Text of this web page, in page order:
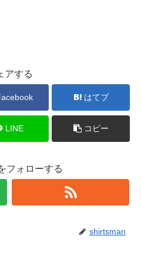
アする
はてブ
LINE コピー
フォローする
shirtsman